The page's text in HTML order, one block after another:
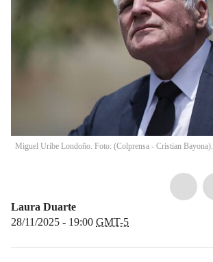
Miguel Uribe Londoño. Foto: (Colprensa - Cristian Bayona).
Laura Duarte
28/11/2025 - 19:00 GMT-5